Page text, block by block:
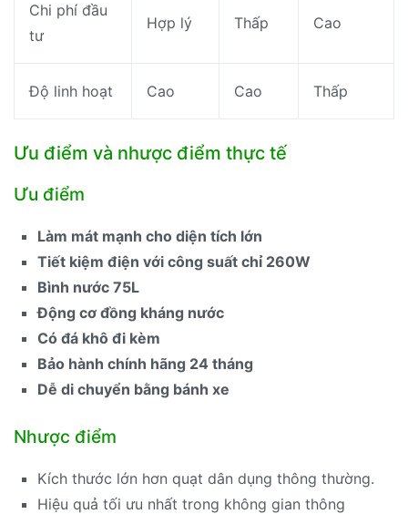
Chi phí đầu
tư
Hợp lý Thấp Cao
Độ linh hoạt Cao Cao Thấp
Ưu điểm và nhược điểm thực tế
Ưu điểm
Làm mát mạnh cho diện tích lớn
Tiết kiệm điện với công suất chỉ 260W
Bình nước 75L
Động cơ đồng kháng nước
Có đá khô đi kèm
Bảo hành chính hãng 24 tháng
Dễ di chuyển bằng bánh xe
Nhược điểm
Kích thước lớn hơn quạt dân dụng thông thường.
Hiệu quả tối ưu nhất trong không gian thông